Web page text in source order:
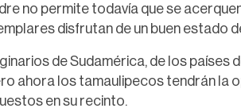
no permite todavía que se
disfrutan de un buen estado
de Sudamérica, de los países
ahora los tamaulipecos tendrán
en su recinto.